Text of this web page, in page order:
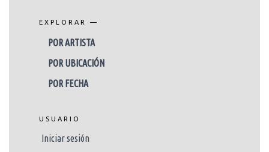
EXPLORAR —
POR ARTISTA
POR UBICACIÓN
POR FECHA
USUARIO
Iniciar sesión